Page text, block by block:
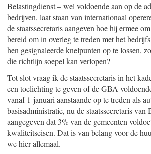
Belastingdienst – wel voldoende aan op de
bedrijven, laat staan van internationaal
de staatssecretaris aangeven hoe hij ermee
bereid om in overleg te treden met het
hen gesignaleerde knelpunten op te lossen,
die richtlijn soepel kan verlopen?
Tot slot vraag ik de staatssecretaris in het
een toelichting te geven of de GBA
vanaf 1 januari aanstaande op te treden als
basisadministratie, nu de staatssecretaris
aangegeven dat 3% van de gemeenten
kwaliteitseisen. Dat is van belang voor de
we hier allemaal.